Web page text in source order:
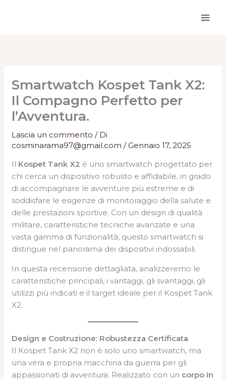
Smartwatch Kospet Tank X2:
Il Compagno Perfetto per
l’Avventura.
Lascia un commento / Di
cosminarama97@gmail.com/Gennaio 17, 2025
Il Kospet Tank X2 è uno smartwatch progettato per
chi cerca un dispositivo robusto e affidabile, in grado
di accompagnare le avventure più estreme e di
soddisfare le esigenze di monitoraggio della salute e
delle prestazioni sportive. Con un design di qualità
militare, caratteristiche tecniche avanzate e una
vasta gamma di funzionalità, questo smartwatch si
distingue nel panorama dei dispositivi indossabili.
In questa recensione dettagliata, analizzeremo le
caratteristiche principali, i vantaggi, gli svantaggi, gli
utilizzi più indicati e il target ideale per il Kospet Tank
X2.
Design e Costruzione: Robustezza Certificata
Il Kospet Tank X2 non è solo uno smartwatch, ma
una vera e propria macchina da guerra per gli
appassionati di avventura. Realizzato con un corpo in